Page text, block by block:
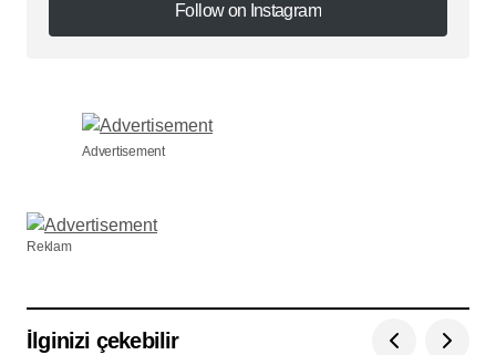
Follow on Instagram
Follow on Instagram
Advertisement
Reklam
İlginizi çekebilir